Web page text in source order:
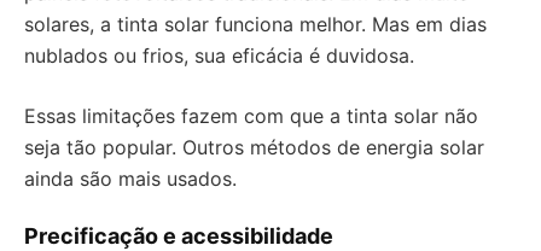
solares, a tinta solar funciona melhor. Mas em dias
nublados ou frios, sua eficácia é duvidosa.
Essas limitações fazem com que a tinta solar não
seja tão popular. Outros métodos de energia solar
ainda são mais usados.
Precificação e acessibilidade